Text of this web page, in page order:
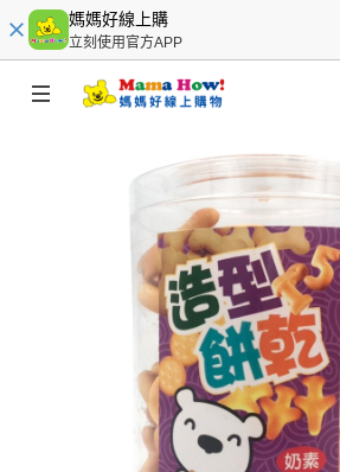
媽媽好線上購
立刻使用官方APP